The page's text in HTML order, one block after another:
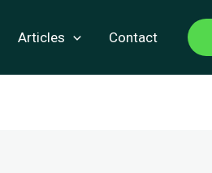
Articles Contact